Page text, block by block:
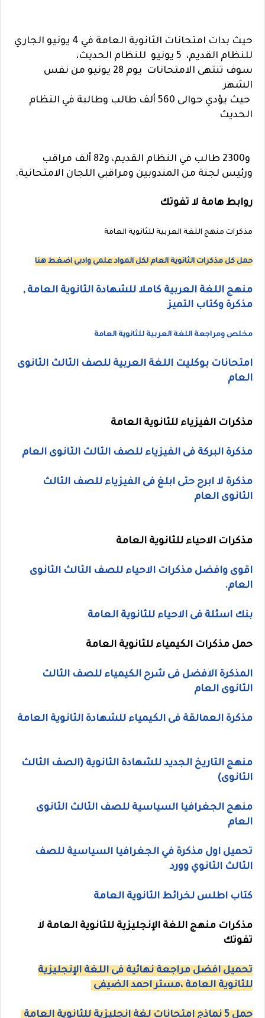
حيث بدات امتحانات الثانوية العامة في 4 يونيو الجاري
للنظام القديم، 5
يونيو للنظام الحديث،
سوف تنتهى الامتحانات يوم 28 يونيو من نفس
الشهر
حيث يؤدي حوالى 560 ألف طالب وطالبة في النظام
الحديث
و2300 طالب في النظام القديم، و82 ألف مراقب
ورئيس لجنة من المندوبين ومراقبي اللجان الامتحانية.
روابط هامة لا تفوتك
مذكرات منهج اللغة العربية للثانوية العامة
حمل كل مذكرات الثانوية العام لكل المواد علمى وادبى اضغط هنا
منهج اللغة العربية كاملا للشهادة الثانوية العامة ,
مذكرة وكتاب التميز
مخلص ومراجعة اللغة العربية للثانوية العامة
امتحانات بوكليت اللغة العربية للصف الثالث الثانوى
العام
مذكرات الفيزياء للثانوية العامة
مذكرة البركة فى الفيزياء للصف الثالث الثانوى العام
مذكرة لا ابرح حتى ابلغ فى الفيزياء للصف الثالث
الثانوى العام
مذكرات الاحياء للثانوية العامة
اقوى وافضل مذكرات الاحياء للصف الثالث الثانوى
العام.
بنك اسئلة فى الاحياء للثانوية العامة
حمل مذكرات الكيمياء للثانوية العامة
المذكرة الافضل فى شرح الكيمياء للصف الثالث
الثانوى العام
مذكرة العمالقة فى الكيمياء للشهادة الثانوية العامة
منهج التاريخ الجديد للشهادة الثانوية (الصف الثالث
الثانوى)
منهج الجغرافيا السياسية للصف الثالث الثانوى
العام
تحميل اول مذكرة في الجغرافيا السياسية للصف
الثالث الثانوي وورد
كتاب اطلس لخرائط الثانوية العامة
مذكرات منهج اللغة الإنجليزية للثانوية العامة لا
تفوتك
تحميل افضل مراجعة نهائية فى اللغة الإنجليزية
للثانوية العامة ،مستر احمد الضيفى
حمل 5 نماذج امتحانات لغة انجليزية للثانوية العامة